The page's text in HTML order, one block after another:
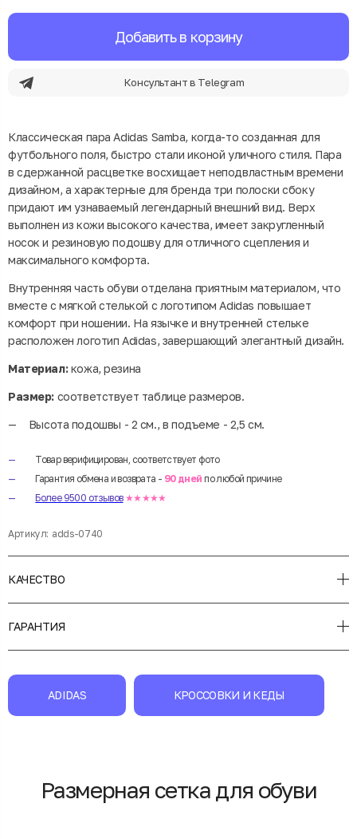
Добавить в корзину
Консультант в Telegram
Классическая пара Adidas Samba, когда-то созданная для
футбольного поля, быстро стали иконой уличного стиля. Пара
в сдержанной расцветке восхищает неподвластным времени
дизайном, а характерные для бренда три полоски сбоку
придают им узнаваемый легендарный внешний вид. Верх
выполнен из кожи высокого качества, имеет закругленный
носок и резиновую подошву для отличного сцепления и
максимального комфорта.
Внутренняя часть обуви отделана приятным материалом, что
вместе с мягкой стелькой с логотипом Adidas повышает
комфорт при ношении. На язычке и внутренней стельке
расположен логотип Adidas, завершающий элегантный дизайн.
Материал:кожа, резина
Размер: соответствует таблице размеров.
Высота подошвы - 2 см., в подъеме - 2,5 см.
Товар верифицирован, соответствует фото
Гарантия обмена и возврата - 90 дней по любой причине
Более 9500 отзывов ★★★★★
Артикул: adds-0740
КАЧЕСТВО
ГАРАНТИЯ
ADIDAS КРОССОВКИ И КЕДЫ
Размерная сетка для обуви